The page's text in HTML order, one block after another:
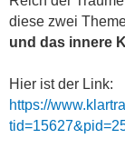
diese zwei
und das innere
Hier ist der Link:
https://